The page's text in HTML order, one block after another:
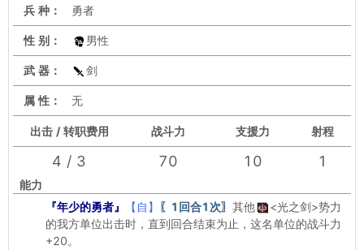
兵 种： 勇者
性 别： 男性
武 器： 剑
属 性： 无
出击 / 转职费用 战斗力 支援力 射程
4 / 3 70 10 1
能力
『年少的勇者』
【自】 〖1回合1次〗 其他 <光之剑>势力
的我方单位出击时，直到回合结束为止，这名单位的战斗力
+20。